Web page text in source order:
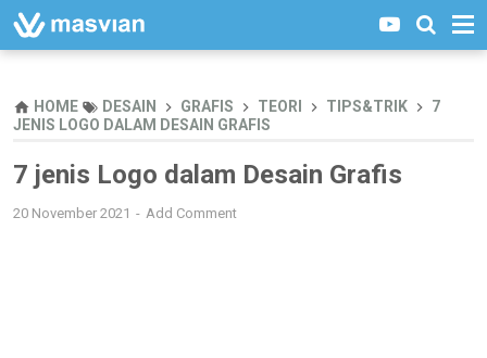
HOME DESAIN GRAFIS TEORI TIPS&TRIK
7
JENIS LOGO DALAM DESAIN GRAFIS
7 jenis Logo dalam Desain Grafis
20 November 2021 Add Comment